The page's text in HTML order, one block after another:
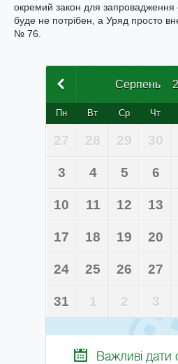
окремий закон для запровадження
буде не потрібен, а Уряд просто
№ 76.
Серпень
Пн Вт Ср Чт
27 28 29 30
3 4 5 6
10 11 12 13
17 18 19 20
24 25 26 27
31 1 2 3
Важливі дати